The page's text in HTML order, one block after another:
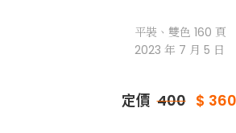
平裝、雙色 160 頁
2023 年 7 月 5 日
定價 400 $ 360